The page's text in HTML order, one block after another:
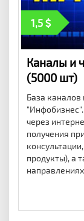
1,5
Каналы и
(5000 шт)
База каналов
через
получения
продукты), а